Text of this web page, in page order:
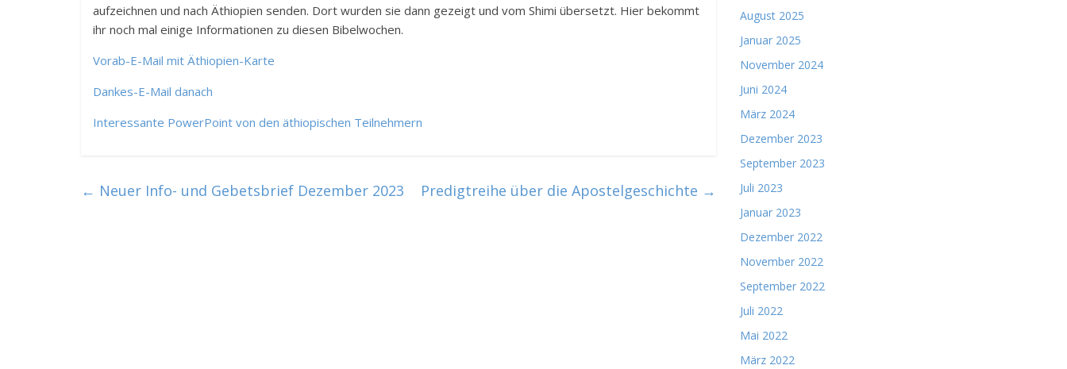
aufzeichnen und nach Äthiopien senden. Dort wurden sie dann gezeigt und vom Shimi übersetzt. Hier bekommt
ihr noch mal einige Informationen zu diesen Bibelwochen.
Vorab-E-Mail mit Äthiopien-Karte
Dankes-E-Mail danach
Interessante PowerPoint von den äthiopischen Teilnehmern
← Neuer Info- und Gebetsbrief Dezember 2023 Predigtreihe über die Apostelgeschichte →
August 2025
Januar 2025
November 2024
Juni 2024
März 2024
Dezember 2023
September 2023
Juli 2023
Januar 2023
Dezember 2022
November 2022
September 2022
Juli 2022
Mai 2022
März 2022